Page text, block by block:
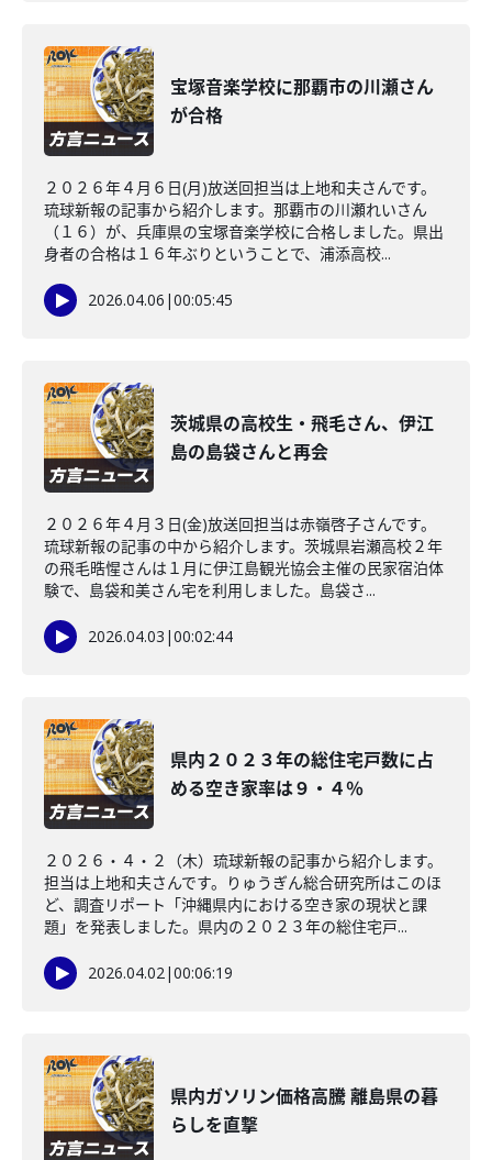
宝塚音楽学校に那覇市の川瀬さん
が合格
２０２６年４月６日(月)放送回担当は上地和夫さんです。
琉球新報の記事から紹介します。那覇市の川瀬れいさん
（１６）が、兵庫県の宝塚音楽学校に合格しました。県出
身者の合格は１６年ぶりということで、浦添高校...
2026.04.06 |00:05:45
茨城県の高校生・飛毛さん、伊江
島の島袋さんと再会
２０２６年４月３日(金)放送回担当は赤嶺啓子さんです。
琉球新報の記事の中から紹介します。茨城県岩瀬高校２年
の飛毛晧惺さんは１月に伊江島観光協会主催の民家宿泊体
験で、島袋和美さん宅を利用しました。島袋さ...
2026.04.03 |00:02:44
県内２０２３年の総住宅戸数に占
める空き家率は９・４％
２０２６・４・２（木）琉球新報の記事から紹介します。
担当は上地和夫さんです。りゅうぎん総合研究所はこのほ
ど、調査リポート「沖縄県内における空き家の現状と課
題」を発表しました。県内の２０２３年の総住宅戸...
2026.04.02|00:06:19
県内ガソリン価格高騰 離島県の暮
らしを直撃